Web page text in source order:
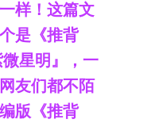
样！这篇文
是《推背
星明』，一
友们都不陌
版《推背